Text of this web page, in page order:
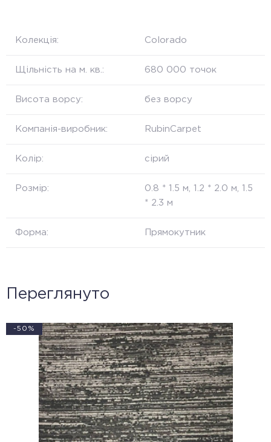
Колекція: Colorado
Щільність на м. кв.: 680 000 точок
Висота ворсу: без ворсу
Компанія-виробник: RubinCarpet
Колір: сірий
Розмір:
0.8 * 1.5 м, 1.2 * 2.0 м, 1.5
* 2.3 м
Форма: Прямокутник
Переглянуто
-50%